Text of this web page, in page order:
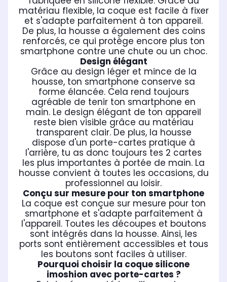
matériau flexible, la coque est facile à fixer
et s'adapte parfaitement à ton appareil.
De plus, la housse a également des coins
renforcés, ce qui protège encore plus ton
smartphone contre une chute ou un choc.
Design élégant
Grâce au design léger et mince de la
housse, ton smartphone conserve sa
forme élancée. Cela rend toujours
agréable de tenir ton smartphone en
main. Le design élégant de ton appareil
reste bien visible grâce au matériau
transparent clair. De plus, la housse
dispose d'un porte-cartes pratique à
l'arrière, tu as donc toujours tes 2 cartes
les plus importantes à portée de main. La
housse convient à toutes les occasions, du
professionnel au loisir.
Conçu sur mesure pour ton smartphone
La coque est conçue sur mesure pour ton
smartphone et s'adapte parfaitement à
l'appareil. Toutes les découpes et boutons
sont intégrés dans la housse. Ainsi, les
ports sont entièrement accessibles et tous
les boutons sont faciles à utiliser.
Pourquoi choisir la coque silicone
imoshion avec porte-cartes ?